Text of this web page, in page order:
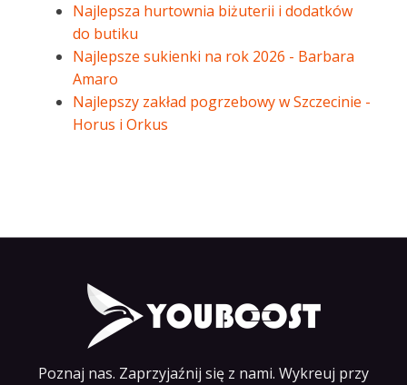
Najlepsza hurtownia biżuterii i dodatków
do butiku
Najlepsze sukienki na rok 2026 - Barbara
Amaro
Najlepszy zakład pogrzebowy w Szczecinie -
Horus i Orkus
Poznaj nas. Zaprzyjaźnij się z nami. Wykreuj przy